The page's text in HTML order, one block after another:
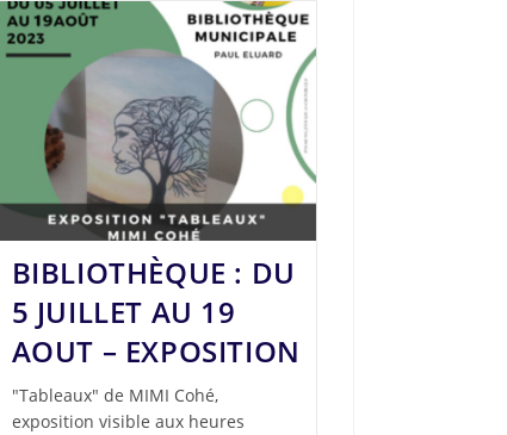
BIBLIOTHÈQUE : DU
5 JUILLET AU 19
AOUT – EXPOSITION
"Tableaux" de MIMI Cohé,
exposition visible aux heures